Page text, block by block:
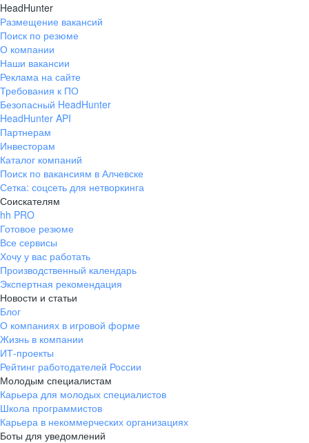
HeadHunter
Размещение вакансий
Поиск по резюме
О компании
Наши вакансии
Реклама на сайте
Требования к ПО
Безопасный HeadHunter
HeadHunter API
Партнерам
Инвесторам
Каталог компаний
Поиск по вакансиям в Алчевске
Сетка: соцсеть для нетворкинга
Соискателям
hh PRO
Готовое резюме
Все сервисы
Хочу у вас работать
Производственный календарь
Экспертная рекомендация
Новости и статьи
Блог
О компаниях в игровой форме
Жизнь в компании
ИТ-проекты
Рейтинг работодателей России
Молодым специалистам
Карьера для молодых специалистов
Школа программистов
Карьера в некоммерческих организациях
Боты для уведомлений